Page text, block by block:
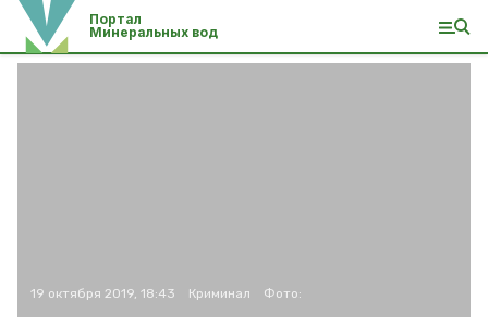
Портал
Минеральных вод
19 октября 2019, 18:43 Криминал Фото: